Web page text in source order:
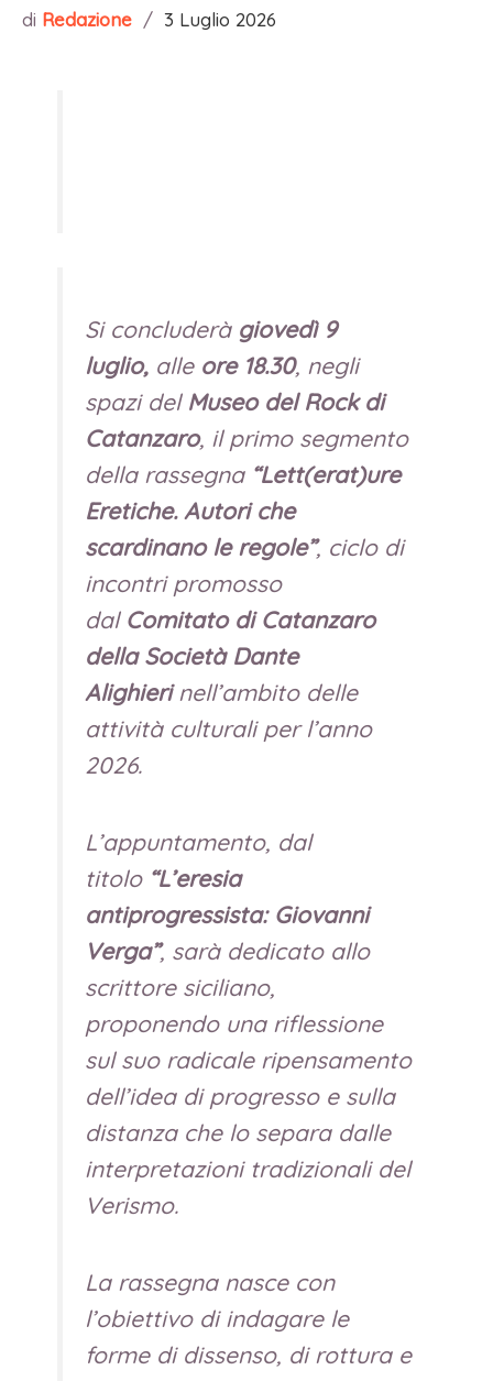
di Redazione / 3 Luglio 2026
Si concluderà giovedì 9
luglio, alleore 18.30, negli
spazi del Museo del Rock di
Catanzaro, il primo segmento
della rassegna “Lett(erat)ure
Eretiche. Autori che
scardinano le regole”, ciclo di
incontri promosso
dal Comitato di Catanzaro
della Società Dante
Alighierinell’ambito delle
attività culturali per l’anno
2026.
L’appuntamento, dal
titolo “L’eresia
antiprogressista: Giovanni
Verga”, sarà dedicato allo
scrittore siciliano,
proponendo una riflessione
sul suo radicale ripensamento
dell’idea di progresso e sulla
distanza che lo separa dalle
interpretazioni tradizionali del
Verismo.
La rassegna nasce con
l’obiettivo di indagare le
forme di dissenso, di rottura e